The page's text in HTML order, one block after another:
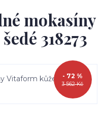
mokasíny
318273
3 562 Kč
- 72 %